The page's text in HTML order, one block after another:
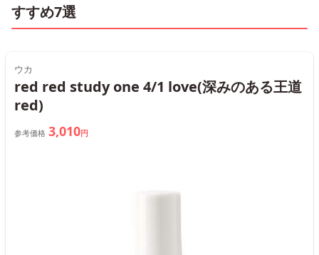
すすめ7選
ウカ
red red study one 4/1 love(深みのある王道
red)
参考価格 3,010円